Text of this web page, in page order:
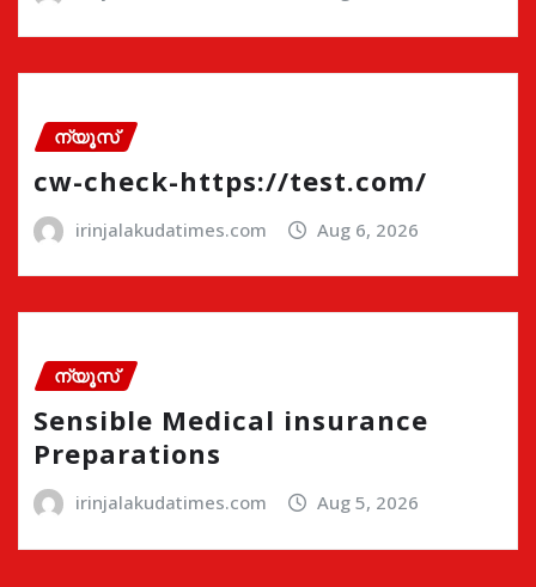
ന്യൂസ്
cw-check-https://test.com/
irinjalakudatimes.com Aug 6, 2026
ന്യൂസ്
Sensible Medical insurance
Preparations
irinjalakudatimes.com Aug 5, 2026